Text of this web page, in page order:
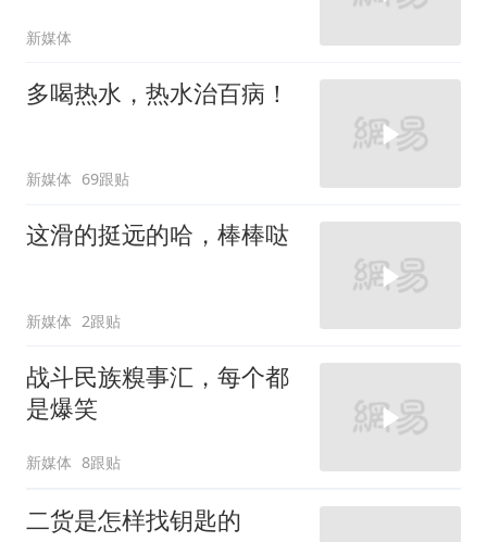
新媒体
多喝热水，热水治百病！
新媒体 69跟贴
这滑的挺远的哈，棒棒哒
新媒体 2跟贴
战斗民族糗事汇，每个都
是爆笑
新媒体 8跟贴
二货是怎样找钥匙的